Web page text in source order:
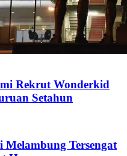
Rekrut Wonderkid
Setahun
Tersengat